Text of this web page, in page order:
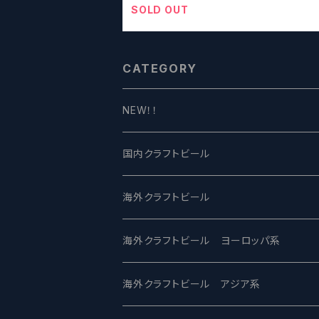
SOLD OUT
CATEGORY
NEW！！
国内クラフトビール
UCHU BREWING -うちゅうブルーイング
バテレ -VERTERE
2nd Story Ale Works -セカンドストーリ
海外クラフトビール
Modern Times モダンタイムズ
Maui マウイ
海外クラフトビール ヨーロッパ系
UnBarred -アンバード
海外クラフトビール アジア系